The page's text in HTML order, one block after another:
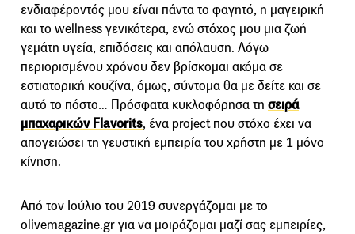
ενδιαφέροντός μου είναι πάντα το φαγητό, η μαγειρική
και το wellness γενικότερα, ενώ στόχος μου μια ζωή
γεμάτη υγεία, επιδόσεις και απόλαυση. Λόγω
περιορισμένου χρόνου δεν βρίσκομαι ακόμα σε
εστιατορική κουζίνα, όμως, σύντομα θα με δείτε και σε
αυτό το πόστο… Πρόσφατα κυκλοφόρησα τη σειρά
μπαχαρικών Flavorits, ένα project που στόχο έχει να
απογειώσει τη γευστική εμπειρία του χρήστη με 1 μόνο
κίνηση.
Από τον Ιούλιο του 2019 συνεργάζομαι με το
olivemagazine.gr για να μοιράζομαι μαζί σας εμπειρίες,